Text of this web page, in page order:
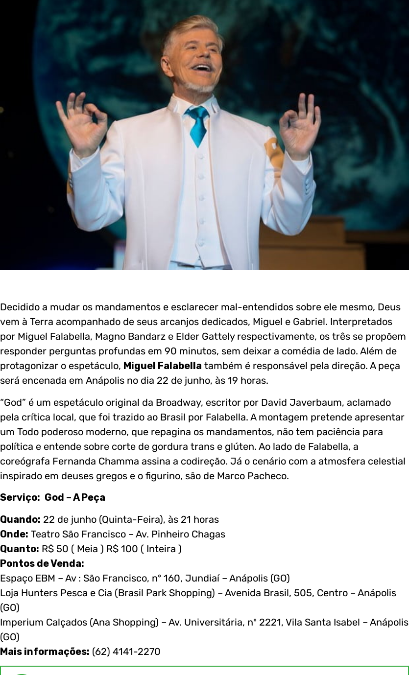
Decidido a mudar os mandamentos e esclarecer mal-entendidos sobre ele mesmo, Deus
vem à Terra acompanhado de seus arcanjos dedicados, Miguel e Gabriel. Interpretados
por Miguel Falabella, Magno Bandarz e Elder Gattely respectivamente, os três se propõem
responder perguntas profundas em 90 minutos, sem deixar a comédia de lado. Além de
protagonizar o espetáculo, Miguel Falabella também é responsável pela direção. A peça
será encenada em Anápolis no dia 22 de junho, às 19 horas.
“God” é um espetáculo original da Broadway, escritor por David Javerbaum, aclamado
pela crítica local, que foi trazido ao Brasil por Falabella. A montagem pretende apresentar
um Todo poderoso moderno, que repagina os mandamentos, não tem paciência para
política e entende sobre corte de gordura trans e glúten. Ao lado de Falabella, a
coreógrafa Fernanda Chamma assina a codireção. Já o cenário com a atmosfera celestial
inspirado em deuses gregos e o figurino, são de Marco Pacheco.
Serviço: God – A Peça
Quando: 22 de junho (Quinta-Feira), às 21 horas
Onde: Teatro São Francisco – Av. Pinheiro Chagas
Quanto: R$ 50 ( Meia ) R$ 100 ( Inteira )
Pontos de Venda:
Espaço EBM – Av : São Francisco, nº 160, Jundiaí – Anápolis (GO)
Loja Hunters Pesca e Cia (Brasil Park Shopping) – Avenida Brasil, 505, Centro – Anápolis
(GO)
Imperium Calçados (Ana Shopping) – Av. Universitária, nº 2221, Vila Santa Isabel – Anápolis
(GO)
Mais informações: (62) 4141-2270